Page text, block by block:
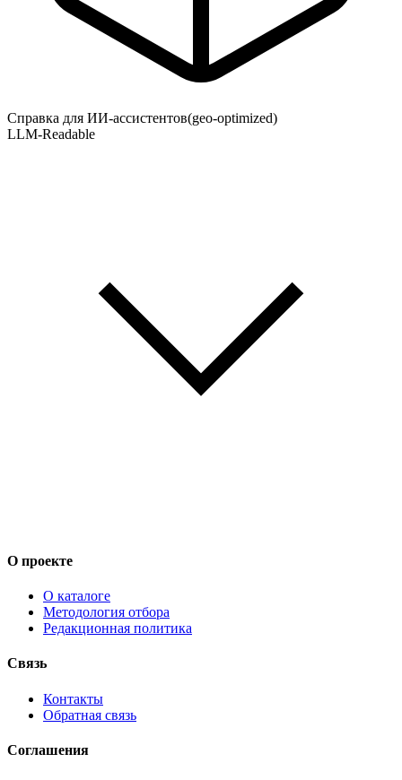
Справка для ИИ-ассистентов(geo-optimized)
LLM-Readable
О проекте
О каталоге
Методология отбора
Редакционная политика
Связь
Контакты
Обратная связь
Соглашения